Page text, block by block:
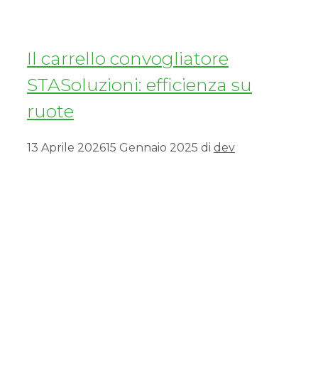
Il carrello convogliatore
STASoluzioni: efficienza su
ruote
13 Aprile 202615 Gennaio 2025 di dev